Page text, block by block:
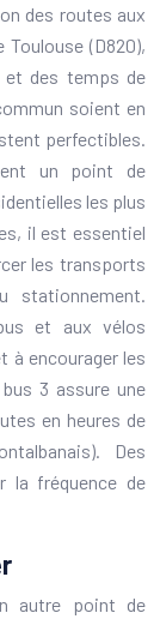
des routes aux
(D820),
et des temps de
soient en
perfectibles.
un point de
les plus
il est essentiel
les transports
et aux vélos
à encourager les
3 assure une
en heures de
Des
la fréquence de
autre point de